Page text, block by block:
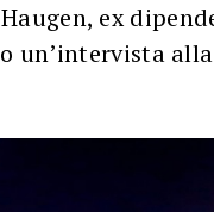
ex
un’intervista alla